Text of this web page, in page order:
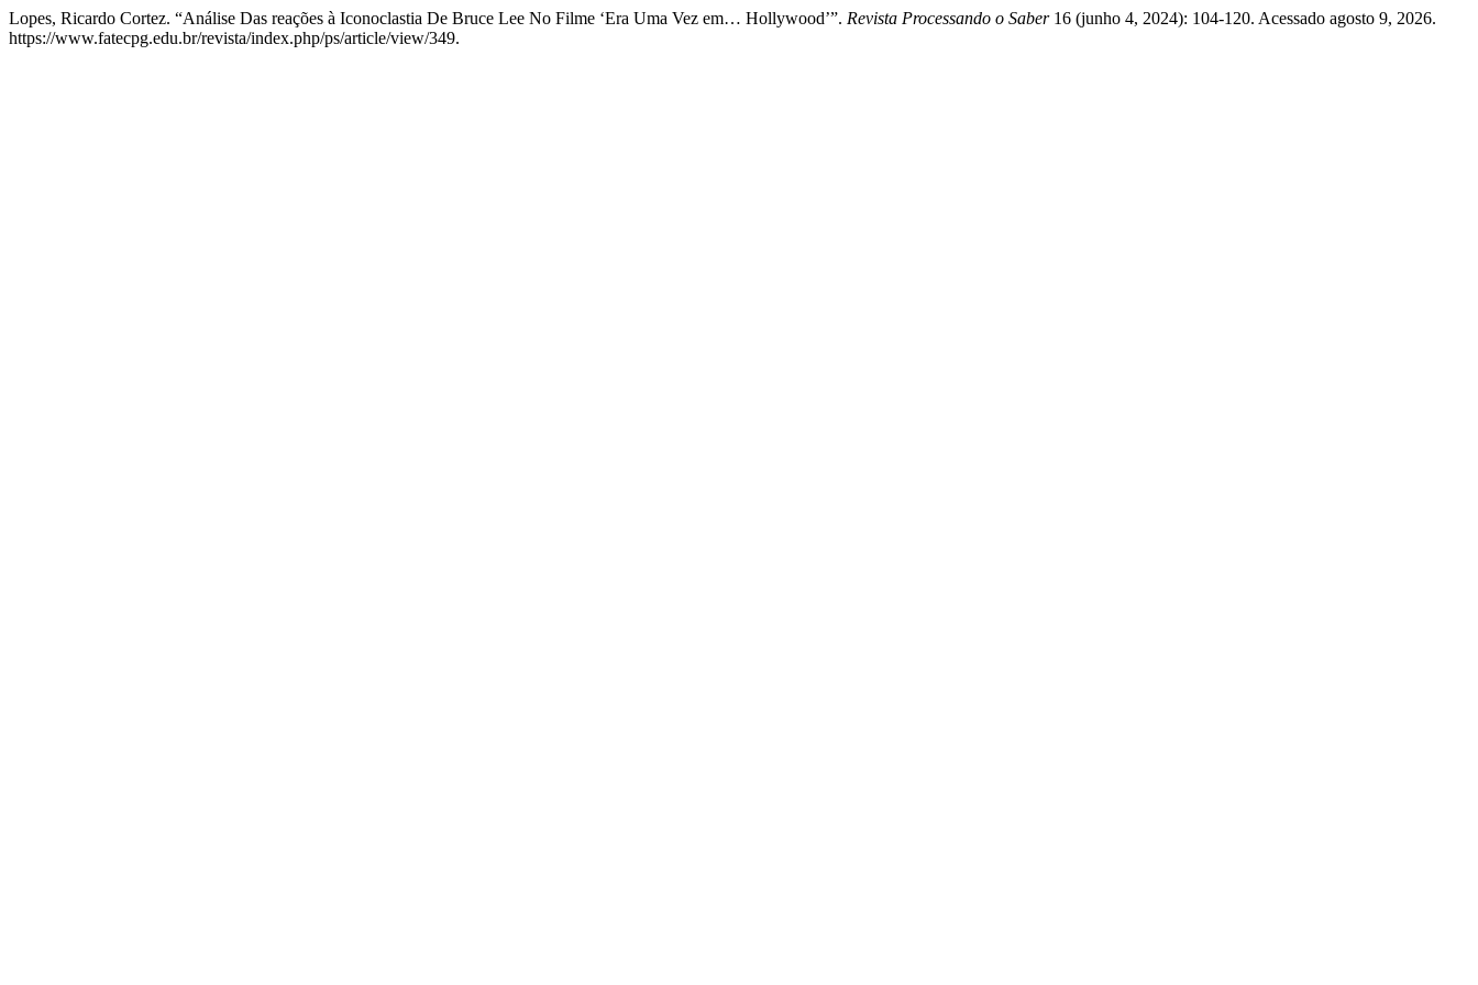
Lopes, Ricardo Cortez. “Análise Das reações à Iconoclastia De Bruce Lee No Filme ‘Era Uma Vez em… Hollywood’”. Revista Processando o Saber16 (junho 4, 2024): 104-120. Acessado agosto 9, 2026.
https://www.fatecpg.edu.br/revista/index.php/ps/article/view/349.